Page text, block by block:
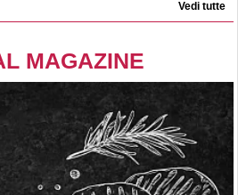
Vedi tutte
MAGAZINE